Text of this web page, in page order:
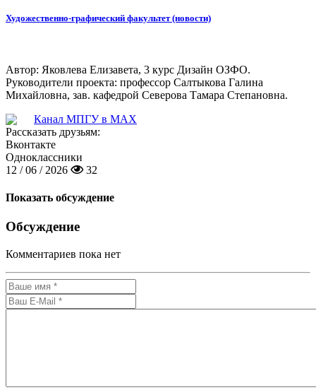
Художественно-графический факультет (новости)
Автор: Яковлева Елизавета, 3 курс Дизайн ОЗФО.
Руководители проекта: профессор Салтыкова Галина
Михайловна, зав. кафедрой Северова Тамара Степановна.
Канал МПГУ в MAX
Рассказать друзьям:
Вконтакте
Одноклассники
12 / 06 / 2026
32
Показать обсуждение
Обсуждение
Комментариев пока нет